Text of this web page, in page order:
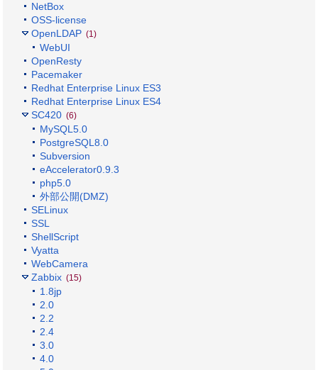
NetBox
OSS-license
OpenLDAP (1)
WebUI
OpenResty
Pacemaker
Redhat Enterprise Linux ES3
Redhat Enterprise Linux ES4
SC420 (6)
MySQL5.0
PostgreSQL8.0
Subversion
eAccelerator0.9.3
php5.0
外部公開(DMZ)
SELinux
SSL
ShellScript
Vyatta
WebCamera
Zabbix (15)
1.8jp
2.0
2.2
2.4
3.0
4.0